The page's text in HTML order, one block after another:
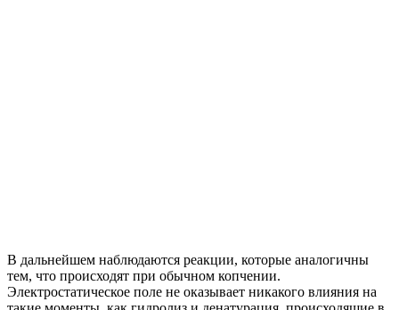
В дальнейшем наблюдаются реакции, которые аналогичны
тем, что происходят при обычном копчении.
Электростатическое поле не оказывает никакого влияния на